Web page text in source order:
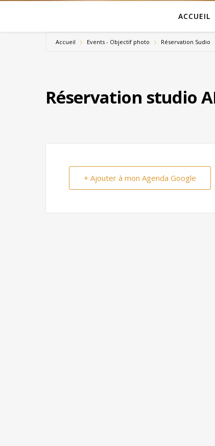
ACCUEIL
Accueil Events - Objectif photo Réservation Sudio
Réservation studio
+ Ajouter à mon Agenda Google